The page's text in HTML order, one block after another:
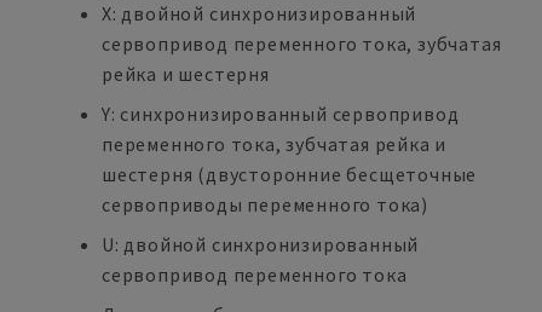
X: двойной синхронизированный
сервопривод переменного тока, зубчатая
рейка и шестерня
Y: синхронизированный сервопривод
переменного тока, зубчатая рейка и
шестерня (двусторонние бесщеточные
сервоприводы переменного тока)
U: двойной синхронизированный
сервопривод переменного тока